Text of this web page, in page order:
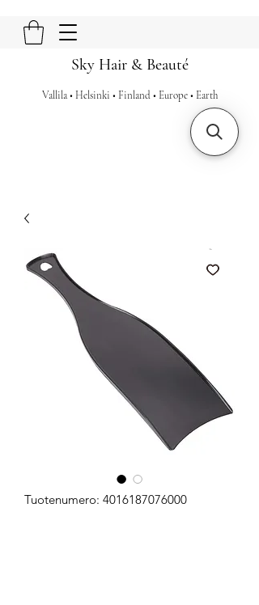
Sky Hair & Beauté
Vallila • Helsinki • Finland • Europe • Earth
Tuotenumero: 4016187076000